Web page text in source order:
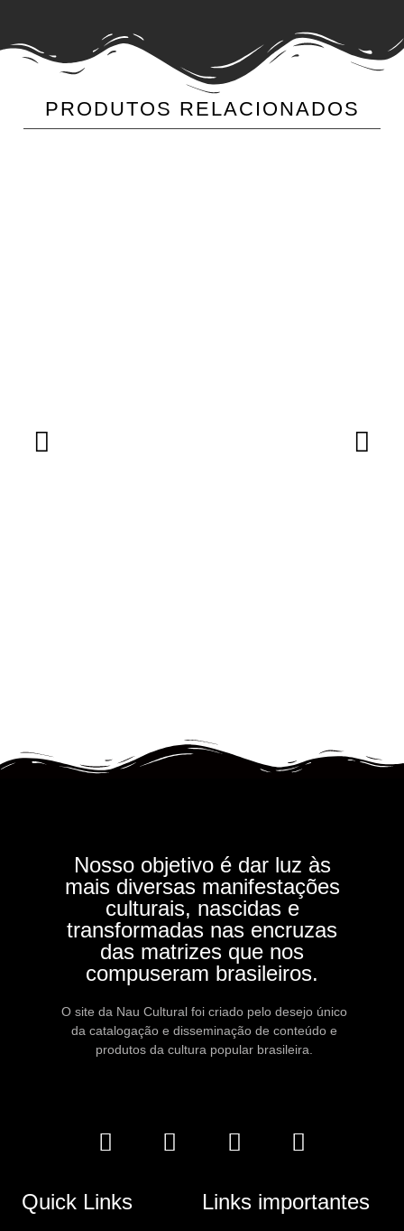
PRODUTOS RELACIONADOS
Nosso objetivo é dar luz às
mais diversas manifestações
culturais, nascidas e
transformadas nas encruzas
das matrizes que nos
compuseram brasileiros.
O site da Nau Cultural foi criado pelo desejo único
da catalogação e disseminação de conteúdo e
produtos da cultura popular brasileira.
Quick Links Links importantes